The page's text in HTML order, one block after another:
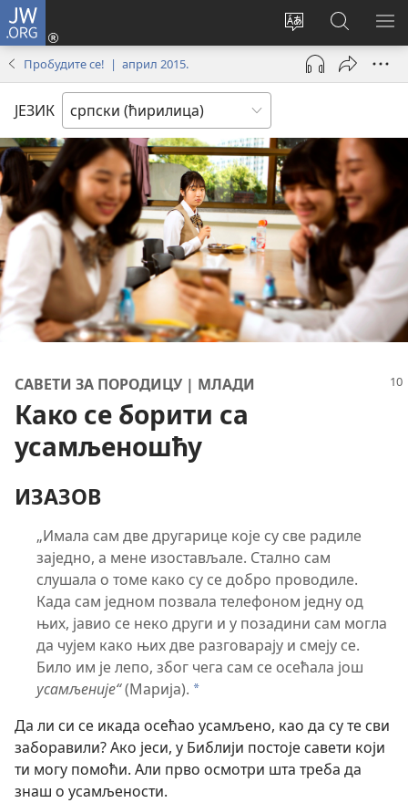
JW.ORG
Промени
језик
сајта
Пријава
(отвара
прозор)
Претрага
сајта
JW.ORG
Пробудите се! | април 2015.
ЈЕЗИК
САВЕТИ ЗА ПОРОДИЦУ | МЛАДИ
Како се борити са
усамљеношћу
ИЗАЗОВ
„Имала сам две другарице које су све радиле
заједно, а мене изостављале. Стално сам
слушала о томе како су се добро проводиле.
Када сам једном позвала телефоном једну од
њих, јавио се неко други и у позадини сам могла
да чујем како њих две разговарају и смеју се.
Било им је лепо, због чега сам се осећала још
усамљеније“(Марија). *
Да ли си се икада осећао усамљено, као да су те сви
заборавили? Ако јеси, у Библији постоје савети који
ти могу помоћи. Али прво осмотри шта треба да
знаш о усамљености.